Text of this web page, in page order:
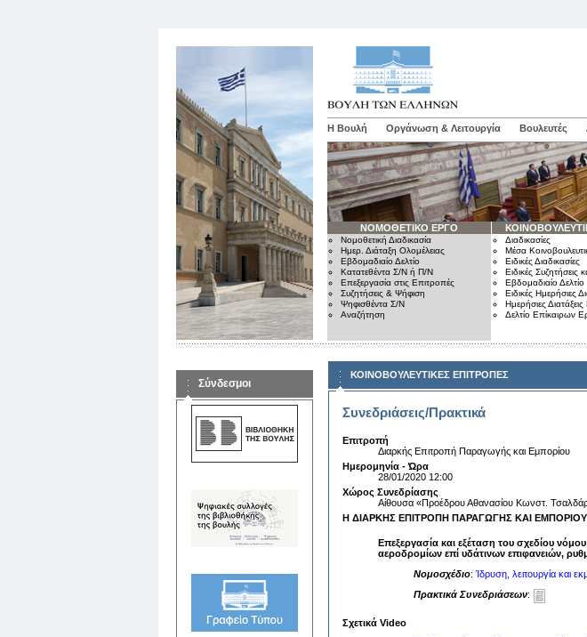
Η Βουλή Οργάνωση & Λειτουργία Βουλευτές
ΝΟΜΟΘΕΤΙΚΟ ΕΡΓΟ
Νομοθετική Διαδικασία
Ημερ. Διάταξη Ολομέλειας
Εβδομαδιαίο Δελτίο
Κατατεθέντα Σ/Ν ή Π/Ν
Επεξεργασία στις Επιτροπές
Συζητήσεις & Ψήφιση
Ψηφισθέντα Σ/Ν
Αναζήτηση
Διαδικασίες
Μέσα
Ειδικές Διαδικασίες
Ειδικές Συζητήσεις
Εβδομαδιαίο Δελτίο
Ειδικές Ημερήσιες
Ημερήσιες
Δελτίο Επίκαιρων
Σύνδεσμοι
ΚΟΙΝΟΒΟΥΛΕΥΤΙΚΕΣ ΕΠΙΤΡΟΠΕΣ
Συνεδριάσεις/Πρακτικά
Επιτροπή
Διαρκής Επιτροπή Παραγωγής και Εμπορίου
Ημερομηνία - Ώρα
28/01/2020 12:00
Χώρος Συνεδρίασης
Αίθουσα «Προέδρου Αθανασίου Κωνστ.
Η ΔΙΑΡΚΗΣ ΕΠΙΤΡΟΠΗ ΠΑΡΑΓΩΓΗΣ ΚΑΙ ΕΜΠΟΡΙΟΥ
Επεξεργασία και εξέταση του σχεδίου
αεροδρομίων επί υδάτινων επιφανειών,
Νομοσχέδιο: Ίδρυση, λειτουργία και
Πρακτικά Συνεδριάσεων:
Σχετικά Video